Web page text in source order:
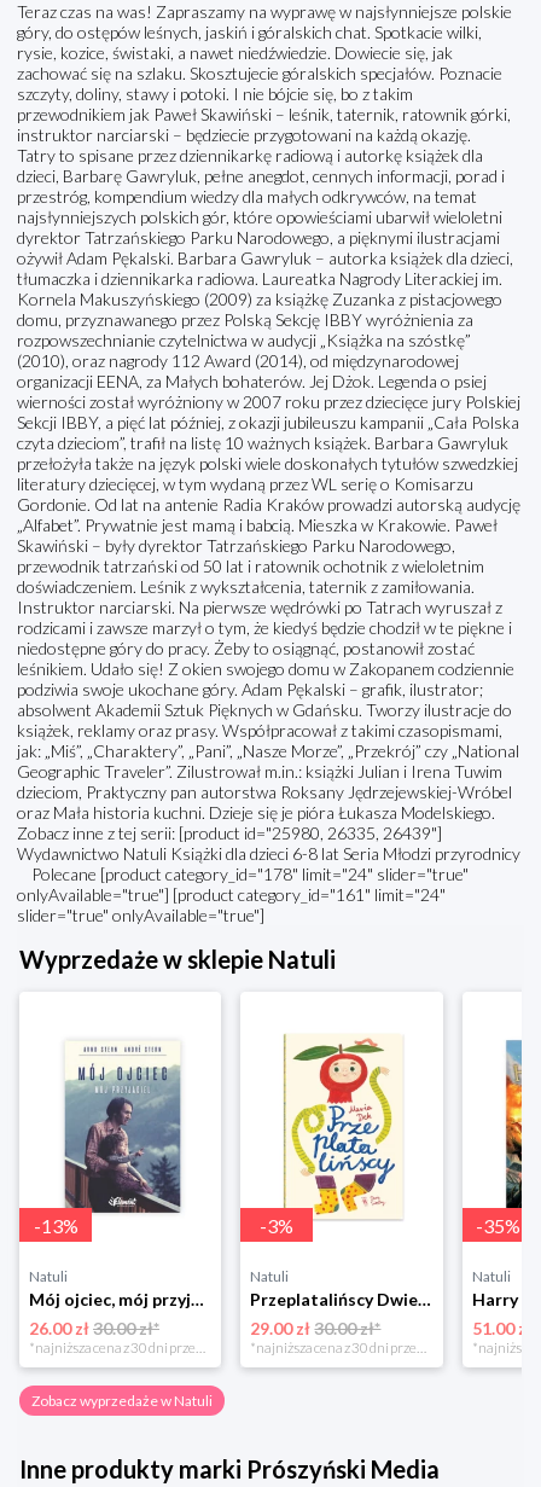
Teraz czas na was! Zapraszamy na wyprawę w najsłynniejsze polskie
góry, do ostępów leśnych, jaskiń i góralskich chat. Spotkacie wilki,
rysie, kozice, świstaki, a nawet niedźwiedzie. Dowiecie się, jak
zachować się na szlaku. Skosztujecie góralskich specjałów. Poznacie
szczyty, doliny, stawy i potoki. I nie bójcie się, bo z takim
przewodnikiem jak Paweł Skawiński – leśnik, taternik, ratownik górki,
instruktor narciarski – będziecie przygotowani na każdą okazję.
Tatry to spisane przez dziennikarkę radiową i autorkę książek dla
dzieci, Barbarę Gawryluk, pełne anegdot, cennych informacji, porad i
przestróg, kompendium wiedzy dla małych odkrywców, na temat
najsłynniejszych polskich gór, które opowieściami ubarwił wieloletni
dyrektor Tatrzańskiego Parku Narodowego, a pięknymi ilustracjami
ożywił Adam Pękalski. Barbara Gawryluk – autorka książek dla dzieci,
tłumaczka i dziennikarka radiowa. Laureatka Nagrody Literackiej im.
Kornela Makuszyńskiego (2009) za książkę Zuzanka z pistacjowego
domu, przyznawanego przez Polską Sekcję IBBY wyróżnienia za
rozpowszechnianie czytelnictwa w audycji „Książka na szóstkę”
(2010), oraz nagrody 112 Award (2014), od międzynarodowej
organizacji EENA, za Małych bohaterów. Jej Dżok. Legenda o psiej
wierności został wyróżniony w 2007 roku przez dziecięce jury Polskiej
Sekcji IBBY, a pięć lat później, z okazji jubileuszu kampanii „Cała Polska
czyta dzieciom”, trafił na listę 10 ważnych książek. Barbara Gawryluk
przełożyła także na język polski wiele doskonałych tytułów szwedzkiej
literatury dziecięcej, w tym wydaną przez WL serię o Komisarzu
Gordonie. Od lat na antenie Radia Kraków prowadzi autorską audycję
„Alfabet”. Prywatnie jest mamą i babcią. Mieszka w Krakowie. Paweł
Skawiński – były dyrektor Tatrzańskiego Parku Narodowego,
przewodnik tatrzański od 50 lat i ratownik ochotnik z wieloletnim
doświadczeniem. Leśnik z wykształcenia, taternik z zamiłowania.
Instruktor narciarski. Na pierwsze wędrówki po Tatrach wyruszał z
rodzicami i zawsze marzył o tym, że kiedyś będzie chodził w te piękne i
niedostępne góry do pracy. Żeby to osiągnąć, postanowił zostać
leśnikiem. Udało się! Z okien swojego domu w Zakopanem codziennie
podziwia swoje ukochane góry. Adam Pękalski – grafik, ilustrator;
absolwent Akademii Sztuk Pięknych w Gdańsku. Tworzy ilustracje do
książek, reklamy oraz prasy. Współpracował z takimi czasopismami,
jak: „Miś”, „Charaktery”, „Pani”, „Nasze Morze”, „Przekrój” czy „National
Geographic Traveler”. Zilustrował m.in.: książki Julian i Irena Tuwim
dzieciom, Praktyczny pan autorstwa Roksany Jędrzejewskiej-Wróbel
oraz Mała historia kuchni. Dzieje się je pióra Łukasza Modelskiego.
Zobacz inne z tej serii: [product id="25980, 26335, 26439"]
Wydawnictwo Natuli Książki dla dzieci 6-8 lat Seria Młodzi przyrodnicy
Polecane [product category_id="178" limit="24" slider="true"
onlyAvailable="true"] [product category_id="161" limit="24"
slider="true" onlyAvailable="true"]
Wyprzedaże w sklepie Natuli
-13%
Natuli
Mój ojciec, mój przyjaciel Element
26.00 zł30.00 zł*
*najniższa cena z 30 dni przed obniżką
-3%
Natuli
Przeplatalińscy Dwie siostry
29.00 zł 30.00 zł*
*najniższa cena z 30 dni przed obniżką
-35%
Natuli
51.00 zł
Zobacz wyprzedaże w Natuli
Inne produkty marki Prószyński Media